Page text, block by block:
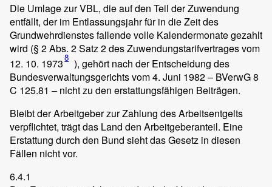
Die Umlage zur VBL, die auf den Teil der Zuwendung
entfällt, der im Entlassungsjahr für in die Zeit des
Grundwehrdienstes fallende volle Kalendermonate gezahlt
wird (§ 2 Abs. 2 Satz 2 des Zuwendungstarifvertrages vom
12. 10. 19738 ), gehört nach der Entscheidung des
Bundesverwaltungsgerichts vom 4. Juni 1982 – BVerwG 8
C 125.81 – nicht zu den erstattungsfähigen Beiträgen.
Bleibt der Arbeitgeber zur Zahlung des Arbeitsentgelts
verpflichtet, trägt das Land den Arbeitgeberanteil. Eine
Erstattung durch den Bund sieht das Gesetz in diesen
Fällen nicht vor.
6.4.1